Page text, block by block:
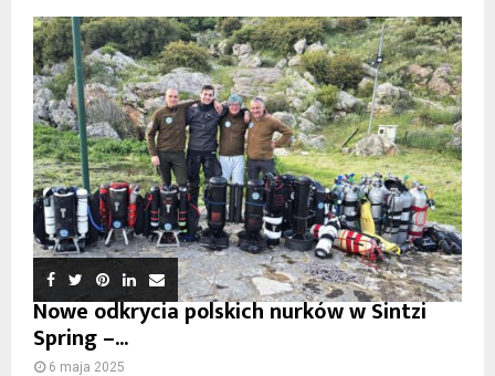
Nowe odkrycia polskich nurków w Sintzi
Spring –...
6 maja 2025